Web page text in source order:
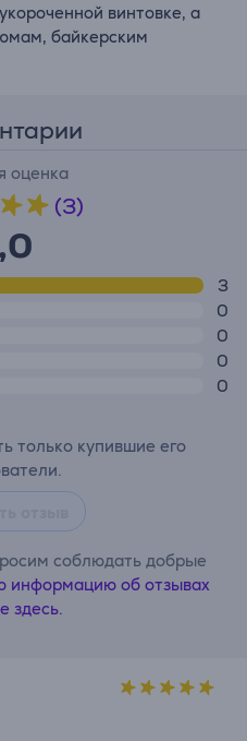
винтовке, а
байкерским
оценка
(3)
3
0
0
0
0
только купившие его
соблюдать добрые
информацию об отзывах
здесь.